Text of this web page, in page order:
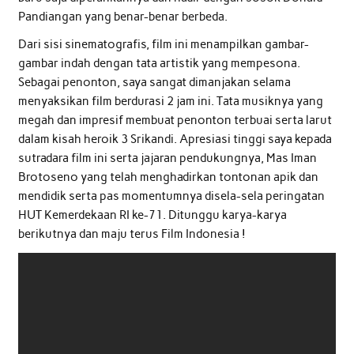
Pandiangan yang benar-benar berbeda.
Dari sisi sinematografis, film ini menampilkan gambar-
gambar indah dengan tata artistik yang mempesona.
Sebagai penonton, saya sangat dimanjakan selama
menyaksikan film berdurasi 2 jam ini. Tata musiknya yang
megah dan impresif membuat penonton terbuai serta larut
dalam kisah heroik 3 Srikandi. Apresiasi tinggi saya kepada
sutradara film ini serta jajaran pendukungnya, Mas Iman
Brotoseno yang telah menghadirkan tontonan apik dan
mendidik serta pas momentumnya disela-sela peringatan
HUT Kemerdekaan RI ke-71. Ditunggu karya-karya
berikutnya dan maju terus Film Indonesia !